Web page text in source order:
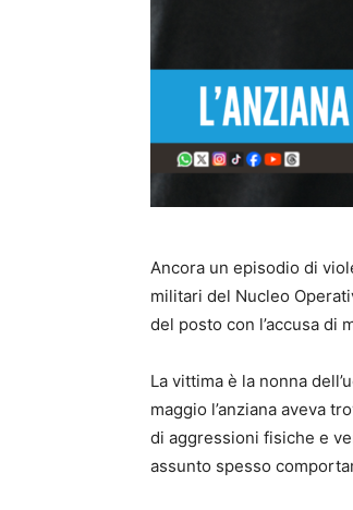
Ancora un episodio di
militari del Nucleo
del posto con l’accusa di
La vittima è la nonna
maggio l’anziana aveva
di aggressioni fisiche e
assunto spesso